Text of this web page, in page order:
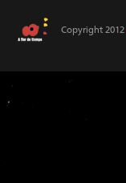
Copyright 2012